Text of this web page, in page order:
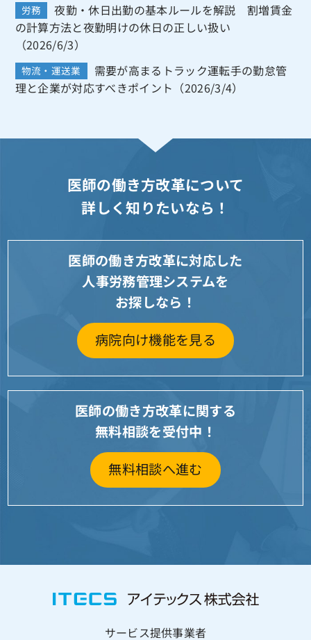
労務
夜勤・休日出勤の基本ルールを解説 割増賃金
の計算方法と夜勤明けの休日の正しい扱い
（2026/6/3）
物流・運送業
需要が高まるトラック運転手の勤怠管
理と企業が対応すべきポイント（2026/3/4）
医師の働き方改革について
詳しく知りたいなら！
医師の働き方改革に対応した
人事労務管理システムを
お探しなら！
病院向け機能を見る
医師の働き方改革に関する
無料相談を受付中！
無料相談へ進む
サービス提供事業者